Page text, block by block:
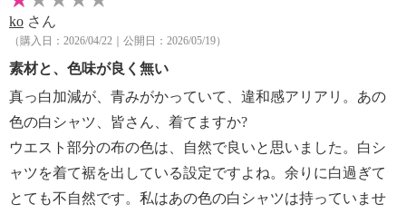
・ポケット：なし
・ウエスト：伸縮性素材使用
・ウエスト部：ナイロン８５％、ポリウレタン１５％
・ヒップ部：（レース）ナイロン９０％、ポリウレタ
ン１０％
（布帛）ポリエステル１００％
【メンテナンス（絵表示ラベル）】
・洗濯機：可
・漂白処理：塩素系・酸素系漂白不可
ko さん
（購入日：2026/04/22｜公開日：2026/05/19）
素材と、色味が良く無い
真っ白加減が、青みがかっていて、違和感アリアリ。あの
色の白シャツ、皆さん、着てますか?
ウエスト部分の布の色は、自然で良いと思いました。白シ
ャツを着て裾を出している設定ですよね。余りに白過ぎて
とても不自然です。私はあの色の白シャツは持っていませ